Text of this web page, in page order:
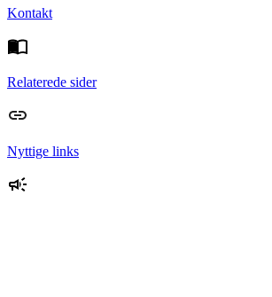
Kontakt
Relaterede sider
Nyttige links